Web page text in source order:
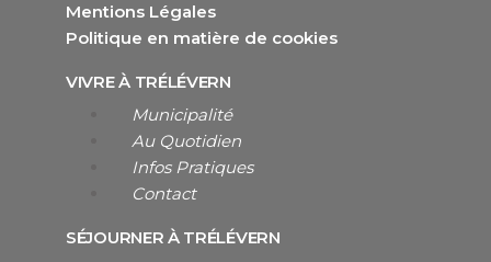
Mentions Légales
Politique en matière de cookies
VIVRE À TRÉLÉVERN
Municipalité
Au Quotidien
Infos Pratiques
Contact
SÉJOURNER À TRÉLÉVERN